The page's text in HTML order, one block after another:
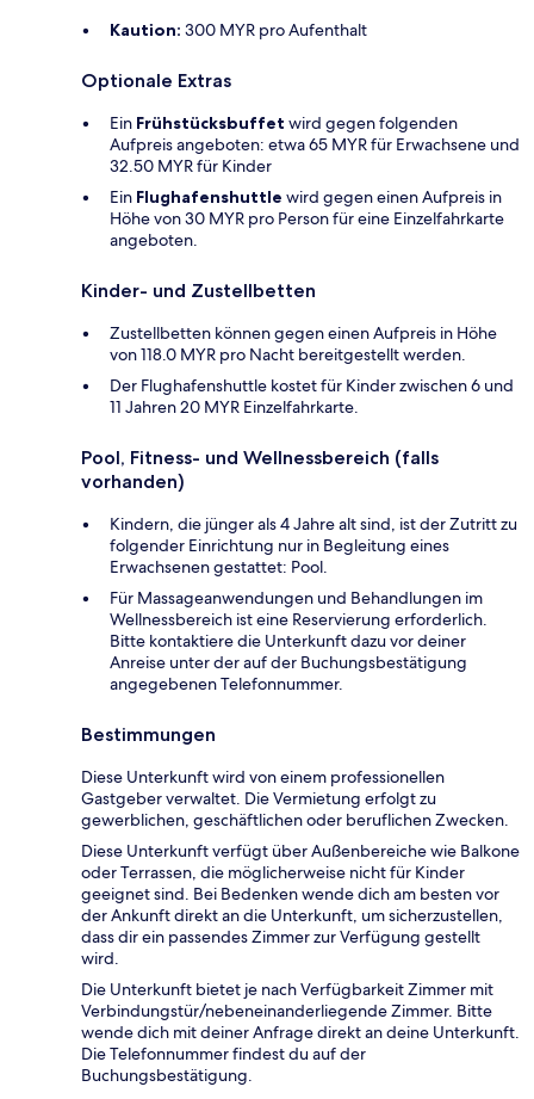
Kaution: 300 MYR pro Aufenthalt
Optionale Extras
Ein Frühstücksbuffet wird gegen folgenden
Aufpreis angeboten: etwa 65 MYR für Erwachsene und
32.50 MYR für Kinder
Ein Flughafenshuttle wird gegen einen Aufpreis in
Höhe von 30 MYR pro Person für eine Einzelfahrkarte
angeboten.
Kinder- und Zustellbetten
Zustellbetten können gegen einen Aufpreis in Höhe
von 118.0 MYR pro Nacht bereitgestellt werden.
Der Flughafenshuttle kostet für Kinder zwischen 6 und
11 Jahren 20 MYR Einzelfahrkarte.
Pool, Fitness- und Wellnessbereich (falls
vorhanden)
Kindern, die jünger als 4 Jahre alt sind, ist der Zutritt zu
folgender Einrichtung nur in Begleitung eines
Erwachsenen gestattet: Pool.
Für Massageanwendungen und Behandlungen im
Wellnessbereich ist eine Reservierung erforderlich.
Bitte kontaktiere die Unterkunft dazu vor deiner
Anreise unter der auf der Buchungsbestätigung
angegebenen Telefonnummer.
Bestimmungen
Diese Unterkunft wird von einem professionellen
Gastgeber verwaltet. Die Vermietung erfolgt zu
gewerblichen, geschäftlichen oder beruflichen Zwecken.
Diese Unterkunft verfügt über Außenbereiche wie Balkone
oder Terrassen, die möglicherweise nicht für Kinder
geeignet sind. Bei Bedenken wende dich am besten vor
der Ankunft direkt an die Unterkunft, um sicherzustellen,
dass dir ein passendes Zimmer zur Verfügung gestellt
wird.
Die Unterkunft bietet je nach Verfügbarkeit Zimmer mit
Verbindungstür/nebeneinanderliegende Zimmer. Bitte
wende dich mit deiner Anfrage direkt an deine Unterkunft.
Die Telefonnummer findest du auf der
Buchungsbestätigung.